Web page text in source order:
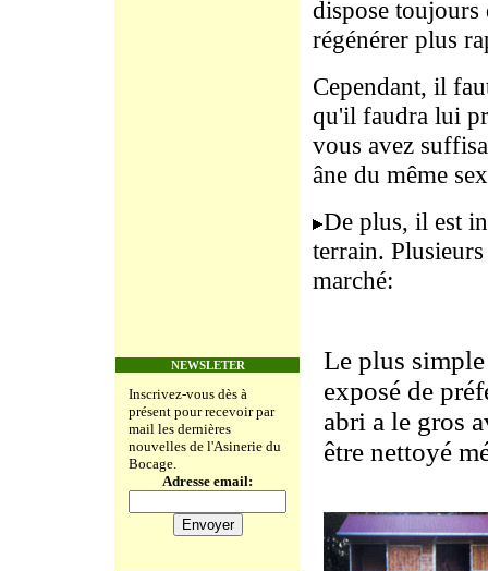
NEWSLETER
Inscrivez-vous dès à
présent pour recevoir par
mail les dernières
nouvelles de l'Asinerie du
Bocage.
Adresse email:
dispose toujours
régénérer plus
Cependant, il
qu'il faudra lui
vous avez
âne du même
De plus, il est
terrain.
marché:
Le plus
exposé de
abri a le gros
être nettoyé